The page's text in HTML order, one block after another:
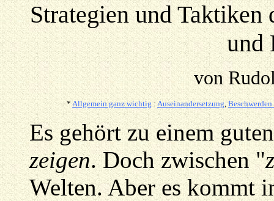
Strategien und
und
von
*Allgemein ganz wichtig :Auseinandersetzung,
Es gehört zu einem
zeigen. Doch zwischen "
Welten. Aber es kommt